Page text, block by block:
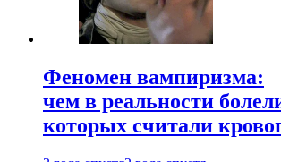
Феномен вампиризма:
чем в реальности
которых считали